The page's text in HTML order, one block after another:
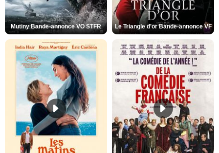
Mutiny Bande-annonce VO STFR Le Triangle d'or Bande-annonce VF